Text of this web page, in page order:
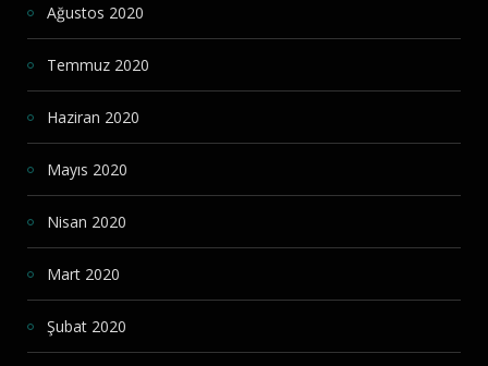
Ağustos 2020
Temmuz 2020
Haziran 2020
Mayıs 2020
Nisan 2020
Mart 2020
Şubat 2020